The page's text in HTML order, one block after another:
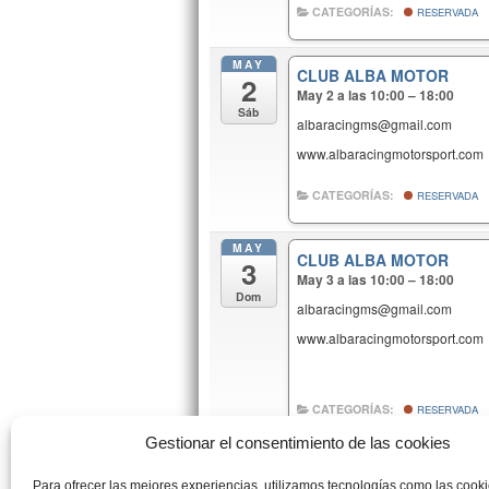
Gestionar el consentimiento de las cookies
Para ofrecer las mejores experiencias, utilizamos tecnologías como las
CATEGORÍAS: RESERVADA
MAY
2
Sáb
CLUB ALBA MOTOR
May 2 a las 10:00 – 18:00
albaracingms@gmail.com
www.albaracingmotorsport.com
CATEGORÍAS: RESERVADA
MAY
3
Dom
CLUB ALBA MOTOR
May 3 a las 10:00 – 18:00
albaracingms@gmail.com
www.albaracingmotorsport.com
CATEGORÍAS: RESERVADA